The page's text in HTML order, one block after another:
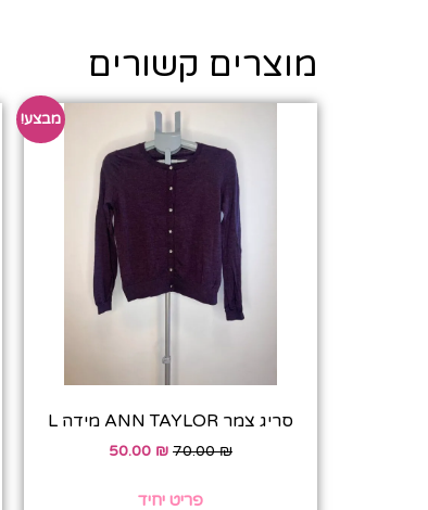
מוצרים קשורים
מבצע!
סריג צמר ANN TAYLOR מידה L
70.00₪
50.00 ₪
פריט יחיד